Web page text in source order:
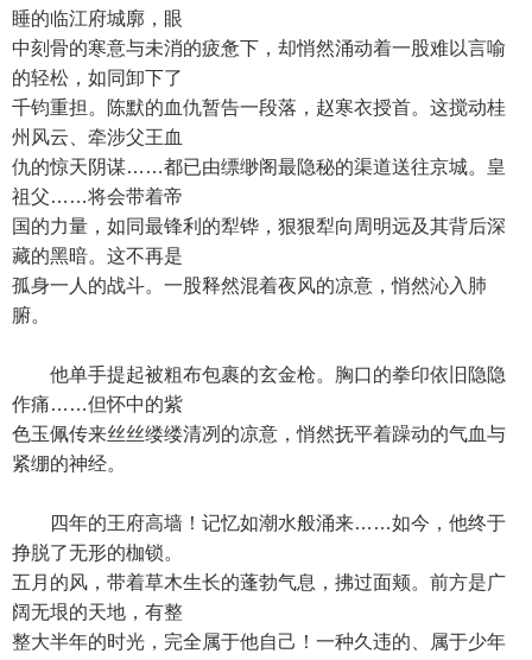
睡的临江府城廓，眼
中刻骨的寒意与未消的疲惫下，却悄然涌动着一股难以言喻
的轻松，如同卸下了
千钧重担。陈默的血仇暂告一段落，赵寒衣授首。这搅动桂
州风云、牵涉父王血
仇的惊天阴谋……都已由缥缈阁最隐秘的渠道送往京城。皇
祖父……将会带着帝
国的力量，如同最锋利的犁铧，狠狠犁向周明远及其背后深
藏的黑暗。这不再是
孤身一人的战斗。一股释然混着夜风的凉意，悄然沁入肺
腑。
他单手提起被粗布包裹的玄金枪。胸口的拳印依旧隐隐
作痛……但怀中的紫
色玉佩传来丝丝缕缕清冽的凉意，悄然抚平着躁动的气血与
紧绷的神经。
四年的王府高墙！记忆如潮水般涌来……如今，他终于
挣脱了无形的枷锁。
五月的风，带着草木生长的蓬勃气息，拂过面颊。前方是广
阔无垠的天地，有整
整大半年的时光，完全属于他自己！一种久违的、属于少年